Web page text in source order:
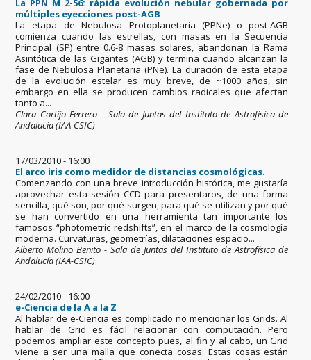
La PPN M 2-56: rápida evolución nebular gobernada por
múltiples eyecciones post-AGB
La etapa de Nebulosa Protoplanetaria (PPNe) o post-AGB
comienza cuando las estrellas, con masas en la Secuencia
Principal (SP) entre 0.6-8 masas solares, abandonan la Rama
Asintótica de las Gigantes (AGB) y termina cuando alcanzan la
fase de Nebulosa Planetaria (PNe). La duración de esta etapa
de la evolución estelar es muy breve, de ~1000 años, sin
embargo en ella se producen cambios radicales que afectan
tanto a...
Clara Cortijo Ferrero - Sala de Juntas del Instituto de Astrofísica de
Andalucía (IAA-CSIC)
17/03/2010 - 16:00
El arco iris como medidor de distancias cosmológicas.
Comenzando con una breve introducción histórica, me gustaría
aprovechar esta sesión CCD para presentaros, de una forma
sencilla, qué son, por qué surgen, para qué se utilizan y por qué
se han convertido en una herramienta tan importante los
famosos “photometric redshifts”, en el marco de la cosmología
moderna. Curvaturas, geometrías, dilataciones espacio­...
Alberto Molino Benito - Sala de Juntas del Instituto de Astrofísica de
Andalucía (IAA-CSIC)
24/02/2010 - 16:00
e-Ciencia de la A a la Z
Al hablar de e-Ciencia es complicado no mencionar los Grids. Al
hablar de Grid es fácil relacionar con computación. Pero
podemos ampliar este concepto pues, al fin y al cabo, un Grid
viene a ser una malla que conecta cosas. Estas cosas están